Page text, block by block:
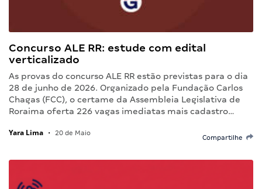
Concurso ALE RR: estude com edital
verticalizado
As provas do concurso ALE RR estão previstas para o dia
28 de junho de 2026. Organizado pela Fundação Carlos
Chagas (FCC), o certame da Assembleia Legislativa de
Roraima oferta 226 vagas imediatas mais cadastro…
Yara Lima • 20 de Maio
Compartilhe